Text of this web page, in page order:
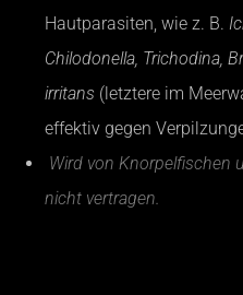
Hautparasiten, wie z. B.
Chilodonella, Trichodina,
irritans (letztere im
effektiv gegen
Wird von Knorpelfischen
nicht vertragen.